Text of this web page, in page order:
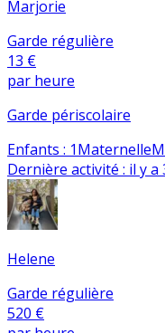
Marjorie
Garde régulière
13 €
par heure
Garde périscolaire
Enfants : 1Maternelle
Dernière activité : il y a
Helene
Garde régulière
520 €